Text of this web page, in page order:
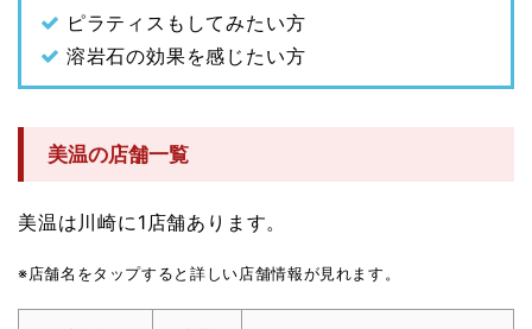
ピラティスもしてみたい方
溶岩石の効果を感じたい方
美温の店舗一覧
美温は川崎に1店舗あります。
※店舗名をタップすると詳しい店舗情報が見れます。